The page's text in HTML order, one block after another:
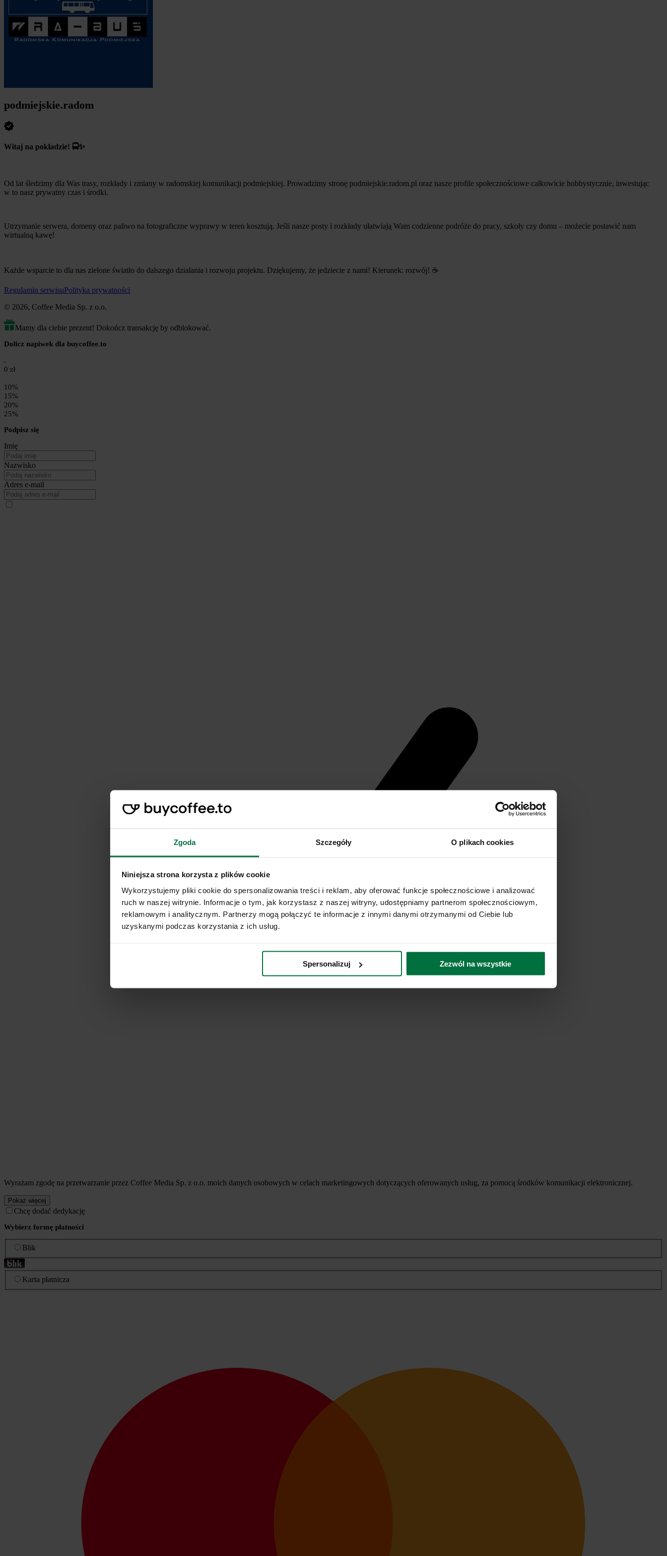
Zgoda Szczegóły O plikach cookies
Niniejsza strona korzysta z plików cookie
Wykorzystujemy pliki cookie do spersonalizowania treści i reklam, aby oferować funkcje społecznościowe i analizować
ruch w naszej witrynie. Informacje o tym, jak korzystasz z naszej witryny, udostępniamy partnerom społecznościowym,
reklamowym i analitycznym. Partnerzy mogą połączyć te informacje z innymi danymi otrzymanymi od Ciebie lub
uzyskanymi podczas korzystania z ich usług.
Spersonalizuj Zezwól na wszystkie
podmiejskie.radom
Witaj na pokładzie! 🚍✨
Od lat śledzimy dla Was trasy, rozkłady i zmiany w radomskiej komunikacji podmiejskiej. Prowadzimy stronę podmiejskie.radom.pl oraz nasze profile społecznościowe całkowicie hobbystycznie, inwestując
w to nasz prywatny czas i środki.
Utrzymanie serwera, domeny oraz paliwo na fotograficzne wyprawy w teren kosztują. Jeśli nasze posty i rozkłady ułatwiają Wam codzienne podróże do pracy, szkoły czy domu – możecie postawić nam
wirtualną kawę!
Każde wsparcie to dla nas zielone światło do dalszego działania i rozwoju projektu. Dziękujemy, że jedziecie z nami! Kierunek: rozwój! ☕️
Regulamin serwisuPolityka prywatności
© 2026, Coffee Media Sp. z o.o.
Mamy dla ciebie prezent! Dokończ transakcję by odblokować.
Dolicz napiwek dla buycoffee.to
0 zł
10%
15%
20%
25%
Podpisz się
Imię
Nazwisko
Adres e-mail
Wyrażam zgodę na przetwarzanie przez Coffee Media Sp. z o.o. moich danych osobowych w celach marketingowych dotyczących oferowanych usług, za pomocą środków komunikacji elektronicznej.
Pokaż więcej
Chcę dodać dedykację
Wybierz formę płatności
Blik
Karta płatnicza